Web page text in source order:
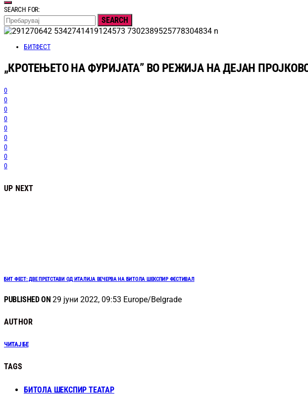
SEARCH FOR:
SEARCH
БИТФЕСТ
„КРОТЕЊЕТО НА ФУРИЈАТА” ВО РЕЖИЈА НА ДЕЈАН
0
0
0
0
0
0
0
0
0
UP NEXT
БИТ ФЕСТ: ДВЕ ПРЕТСТАВИ ОД ИТАЛИЈА ВЕЧЕРВА НА БИТОЛА ШЕКСПИР ФЕСТИВАЛ
PUBLISHED ON 29 јуни 2022, 09:53 Europe/Belgrade
AUTHOR
ЧИТАЈ БЕ
TAGS
БИТОЛА ШЕКСПИР ТЕАТАР